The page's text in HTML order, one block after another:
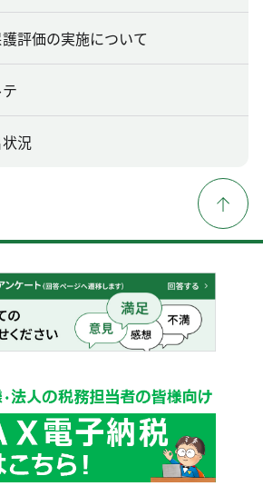
評価の実施について
況